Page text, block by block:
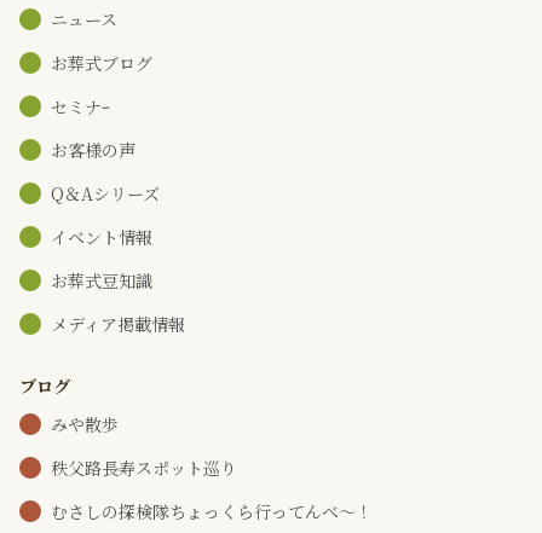
ニュース
お葬式ブログ
セミナｰ
お客様の声
Q＆Aシリーズ
イベント情報
お葬式豆知識
メディア掲載情報
ブログ
みや散歩
秩父路長寿スポット巡り
むさしの探検隊ちょっくら行ってんべ～！